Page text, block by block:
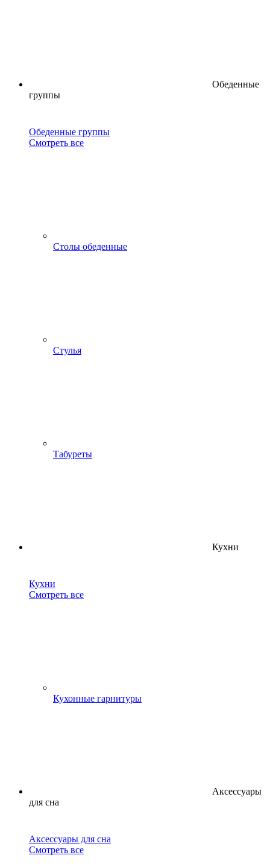
Обеденные
группы
Обеденные группы
Смотреть все
Столы обеденные
Стулья
Табуреты
Кухни
Кухни
Смотреть все
Кухонные гарнитуры
Аксессуары
для сна
Аксессуары для сна
Смотреть все